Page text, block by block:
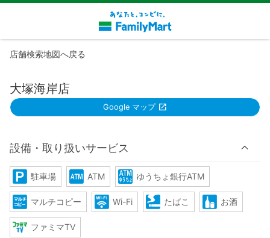
店舗検索地図へ戻る
大塚海岸店
Google マップ
設備・取り扱いサービス
駐車場 ATM ゆうちょ銀行ATM
マルチコピー Wi-Fi たばこ お酒
ファミマTV